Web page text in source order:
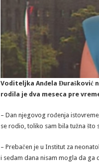
Voditeljka Anđela Đurašković
rodila je dva meseca pre
– Dan njegovog rođenja
se rodio, toliko sam bila tužna
– Prebačen je u Institut za
i sedam dana nisam mogla da ga